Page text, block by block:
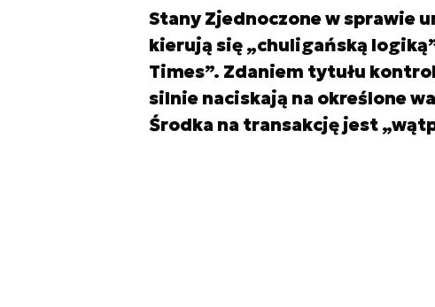
Stany Zjednoczone w sprawie
kierują się „chuligańską
Times”. Zdaniem tytułu
silnie naciskają na określone
Środka na transakcję jest